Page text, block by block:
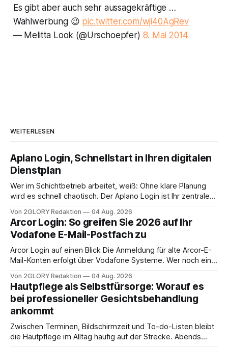
Es gibt aber auch sehr aussagekräftige …
Wahlwerbung 😉 pic.twitter.com/wji40AgRev
— Melitta Look (@Urschoepfer) 8. Mai 2014
WEITERLESEN
Aplano Login, Schnellstart in Ihren digitalen
Dienstplan
Wer im Schichtbetrieb arbeitet, weiß: Ohne klare Planung
wird es schnell chaotisch. Der Aplano Login ist Ihr zentraler
abwesenheiten und die gesamte kommunikation rund um
Ihr personal digital zu organisieren. In diesem Leitfaden
erfahren Sie alles, was Sie für einen reibungslosen Einstieg
brauchen, von der Registrierung
Von 2GLORY Redaktion 04 Aug. 2026
Arcor Login: So greifen Sie 2026 auf Ihr
Vodafone E-Mail-Postfach zu
Arcor Login auf einen Blick Die Anmeldung für alte Arcor-E-
Mail-Konten erfolgt über Vodafone Systeme. Wer noch eine
besitzt, loggt sich heute über das Vodafone E-Mail & Cloud
Portal ein. Der klassische Arcor Login über mail.
Von 2GLORY Redaktion 04 Aug. 2026
Hautpflege als Selbstfürsorge: Worauf es
bei professioneller Gesichtsbehandlung
ankommt
Zwischen Terminen, Bildschirmzeit und To-do-Listen bleibt
die Hautpflege im Alltag häufig auf der Strecke. Abends